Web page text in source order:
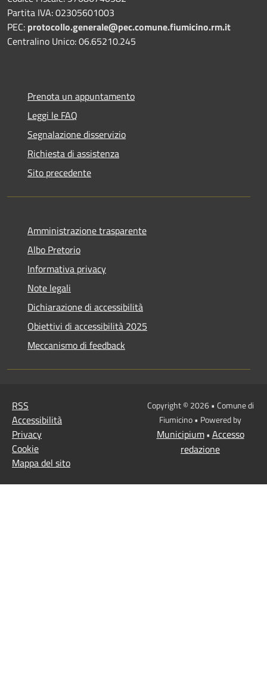
Partita IVA: 02305601003
PEC: protocollo.generale@pec.comune.fiumicino.rm.it
Centralino Unico: 06.65210.245
Prenota un appuntamento
Leggi le FAQ
Segnalazione disservizio
Richiesta di assistenza
Sito precedente
Amministrazione trasparente
Albo Pretorio
Informativa privacy
Note legali
Dichiarazione di accessibilità
Obiettivi di accessibilità 2025
Meccanismo di feedback
RSS
Accessibilità
Privacy
Cookie
Mappa del sito
Copyright © 2026 • Comune di
Fiumicino • Powered by
Municipium• Accesso
redazione